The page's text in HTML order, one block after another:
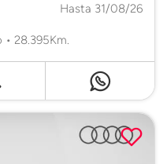
Hasta 31/08/26
28.395Km.